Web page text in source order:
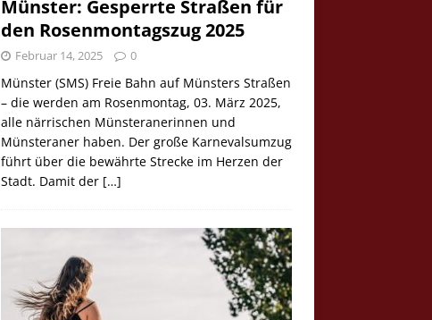
Münster: Gesperrte Straßen für
den Rosenmontagszug 2025
Februar 14, 2025 0
Münster (SMS) Freie Bahn auf Münsters Straßen
– die werden am Rosenmontag, 03. März 2025,
alle närrischen Münsteranerinnen und
Münsteraner haben. Der große Karnevalsumzug
führt über die bewährte Strecke im Herzen der
Stadt. Damit der […]